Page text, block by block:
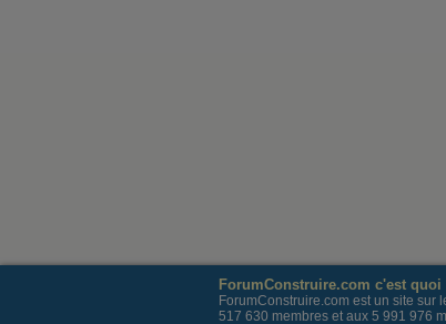
ForumConstruire.com c'est quoi
ForumConstruire.com est un site
517 630 membres et aux 5 991 976